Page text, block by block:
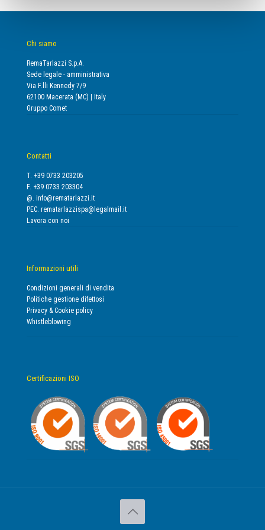
Chi siamo
RemaTarlazzi S.p.A.
Sede legale - amministrativa
Via F.lli Kennedy 7/9
62100 Macerata (MC) | Italy
Gruppo Comet
Contatti
T. +39 0733 203205
F. +39 0733 203304
@. info@rematarlazzi.it
PEC. rematarlazzispa@legalmail.it
Lavora con noi
Informazioni utili
Condizioni generali di vendita
Politiche gestione difettosi
Privacy & Cookie policy
Whistleblowing
Certificazioni ISO